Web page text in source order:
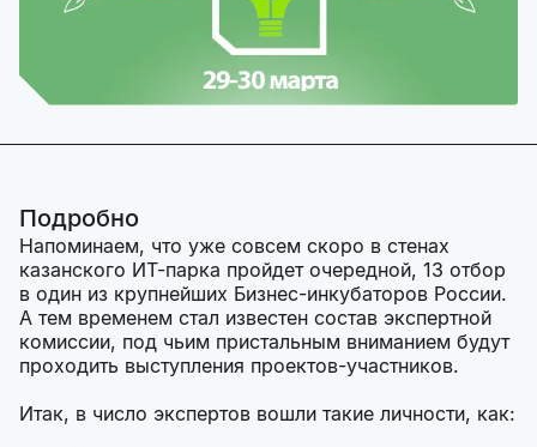
Подробно
Напоминаем, что уже совсем скоро в стенах
казанского ИТ-парка пройдет очередной, 13 отбор
в один из крупнейших Бизнес-инкубаторов России.
А тем временем стал известен состав экспертной
комиссии, под чьим пристальным вниманием будут
проходить выступления проектов-участников.
Итак, в число экспертов вошли такие личности, как: